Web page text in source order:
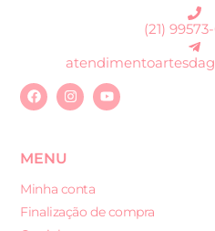
(21)
MENU
Minha conta
Finalização de compra